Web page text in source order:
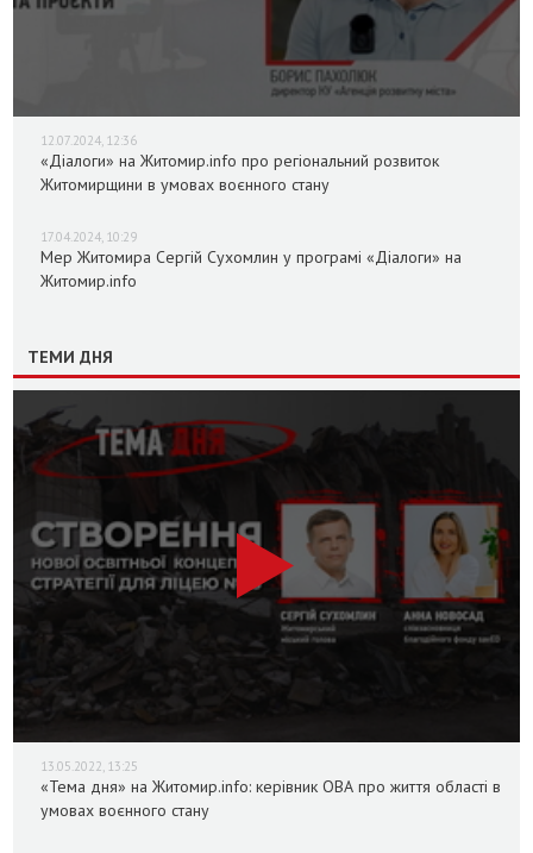
12.07.2024, 12:36
«Діалоги» на Житомир.info про регіональний розвиток
Житомирщини в умовах воєнного стану
17.04.2024, 10:29
Мер Житомира Сергій Сухомлин у програмі «Діалоги» на
Житомир.info
ТЕМИ ДНЯ
13.05.2022, 13:25
«Тема дня» на Житомир.info: керівник ОВА про життя області в
умовах воєнного стану